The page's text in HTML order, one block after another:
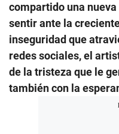
compartido una
sentir ante la
inseguridad que
redes sociales, el
de la tristeza que le
también con la